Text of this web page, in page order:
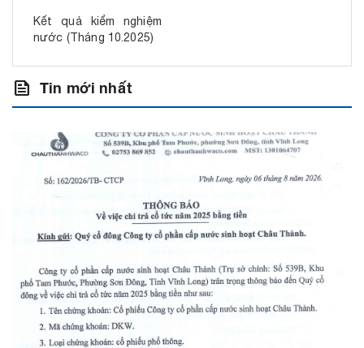
Kết quả kiểm nghiệm
nước (Tháng 10.2025)
feed Tin mới nhất